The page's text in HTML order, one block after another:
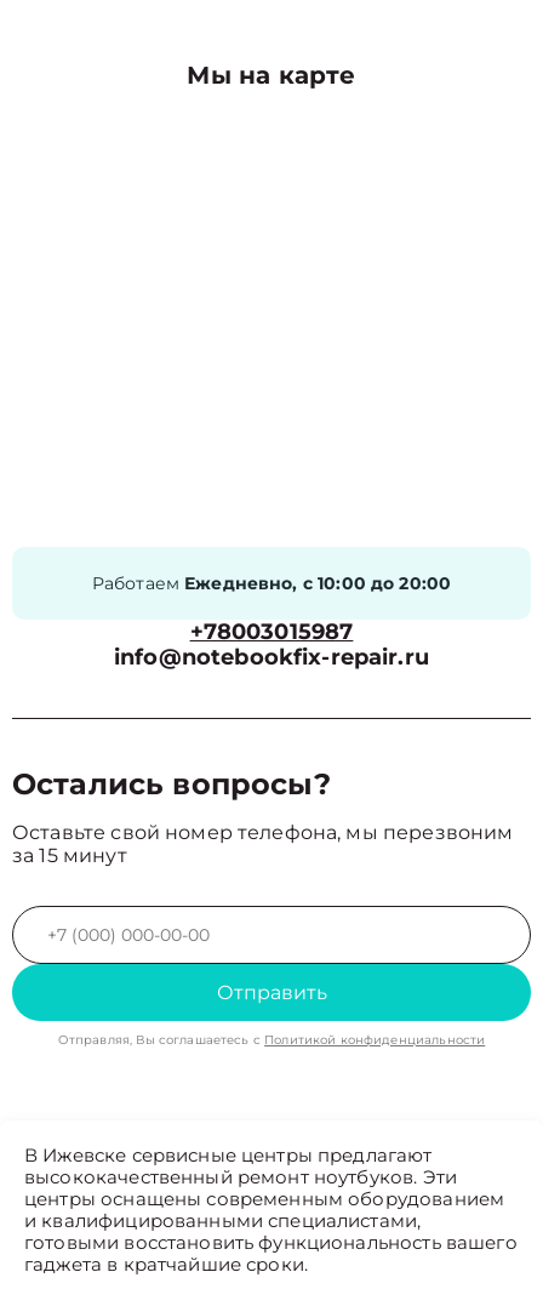
Мы на карте
Работаем Ежедневно, с 10:00 до 20:00
+78003015987
info@notebookfix-repair.ru
Остались вопросы?
Оставьте свой номер телефона, мы перезвоним
за 15 минут
Отправить
Отправляя, Вы соглашаетесь с Политикой конфиденциальности
В Ижевске сервисные центры предлагают
высококачественный ремонт ноутбуков. Эти
центры оснащены современным оборудованием
и квалифицированными специалистами,
готовыми восстановить функциональность вашего
гаджета в кратчайшие сроки.